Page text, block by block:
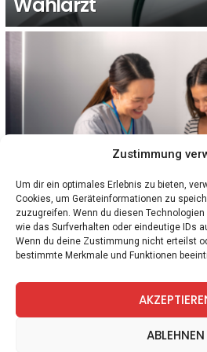
Zustimmung
Um dir ein optimales Erlebnis zu bieten,
Cookies, um Geräteinformationen zu
zuzugreifen. Wenn du diesen
wie das Surfverhalten oder eindeutige IDs
Wenn du deine Zustimmung nicht erteilst
bestimmte Merkmale und Funktionen
ABLEHNEN
1 Kommentar
FRAUEN GESELLSCHAFT
Hebammen schlagen
Überstunden streicht
KH Mödling
twitter